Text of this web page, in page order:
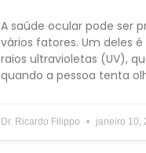
A saúde ocular pode ser
vários fatores. Um deles
raios ultravioletas (UV),
quando a pessoa tenta
Dr. Ricardo Filippo janeiro 10,